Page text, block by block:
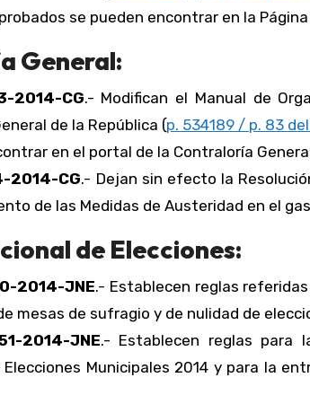
se pueden encontrar en la
General:
2014-CG.- Modifican el Manual de
de la República (p. 534189 / p. 83
en el portal de la Contraloría
2014-CG.- Dejan sin efecto la
de las Medidas de Austeridad en el
de Elecciones:
2014-JNE.- Establecen reglas
mesas de sufragio y de nulidad de
2014-JNE.- Establecen reglas para
Elecciones Municipales 2014 y para la